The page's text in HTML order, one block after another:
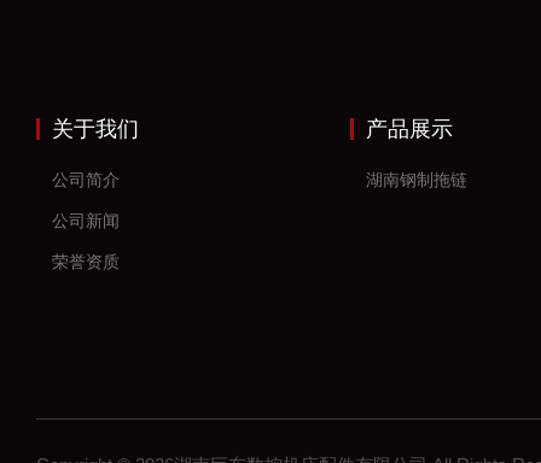
关于我们
公司简介
公司新闻
荣誉资质
产品展示
湖南钢制拖链